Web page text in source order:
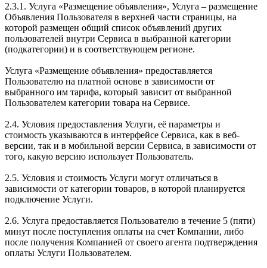
2.3.1. Услуга «Размещение объявления», Услуга – размещение
Объявления Пользователя в верхней части страницы, на
которой размещен общий список объявлений других
пользователей внутри Сервиса в выбранной категории
(подкатегории) и в соответствующем регионе.
Услуга «Размещение объявления» предоставляется
Пользователю на платной основе в зависимости от
выбранного им тарифа, который зависит от выбранной
Пользователем категории товара на Сервисе.
2.4. Условия предоставления Услуги, её параметры и
стоимость указываются в интерфейсе Сервиса, как в веб-
версии, так и в мобильной версии Сервиса, в зависимости от
того, какую версию использует Пользователь.
2.5. Условия и стоимость Услуги могут отличаться в
зависимости от категории товаров, в которой планируется
подключение Услуги.
2.6. Услуга предоставляется Пользователю в течение 5 (пяти)
минут после поступления оплаты на счет Компании, либо
после получения Компанией от своего агента подтверждения
оплаты Услуги Пользователем.